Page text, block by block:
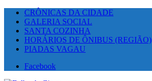
CRÔNICAS DA CIDADE
GALERIA SOCIAL
SANTA COZINHA
HORÁRIOS DE ÔNIBUS (REGIÃO)
PIADAS VAGAU
Facebook